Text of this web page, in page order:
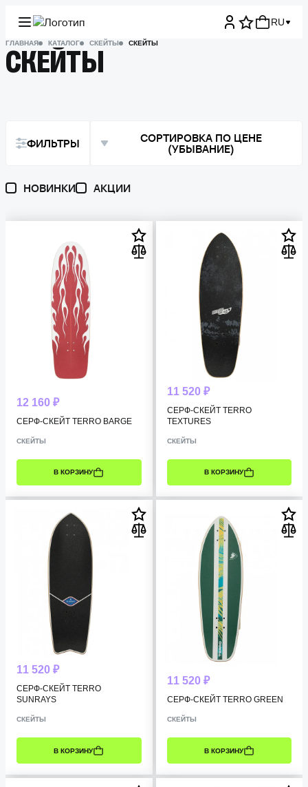
RU
ГЛАВНАЯ КАТАЛОГ СКЕЙТЫ СКЕЙТЫ
СКЕЙТЫ
ФИЛЬТРЫ
СОРТИРОВКА ПО ЦЕНЕ
(УБЫВАНИЕ)
НОВИНКИ АКЦИИ
12 160 ₽
СЕРФ-СКЕЙТ TERRO BARGE
СКЕЙТЫ
В КОРЗИНУ
РАЗМЕР:
37 ДЮЙМОВ
11 520 ₽
СЕРФ-СКЕЙТ TERRO
TEXTURES
СКЕЙТЫ
В КОРЗИНУ
11 520 ₽
СЕРФ-СКЕЙТ TERRO
SUNRAYS
СКЕЙТЫ
В КОРЗИНУ
11 520 ₽
СЕРФ-СКЕЙТ TERRO GREEN
СКЕЙТЫ
В КОРЗИНУ